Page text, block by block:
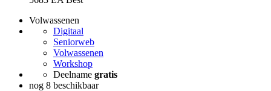
Volwassenen
Digitaal
Seniorweb
Volwassenen
Workshop
Deelname gratis
nog 8 beschikbaar